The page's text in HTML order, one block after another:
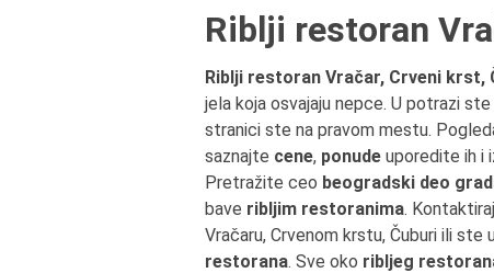
Riblji restoran
Riblji restoran Vračar, Crveni krst,
jela koja osvajaju nepce. U potrazi ste
stranici ste na pravom mestu.
saznajte cene, ponude uporedite ih i
Pretražite ceo beogradski deo
bave ribljim restoranima.
Vračaru, Crvenom krstu, Čuburi ili
restorana. Sve oko ribljeg